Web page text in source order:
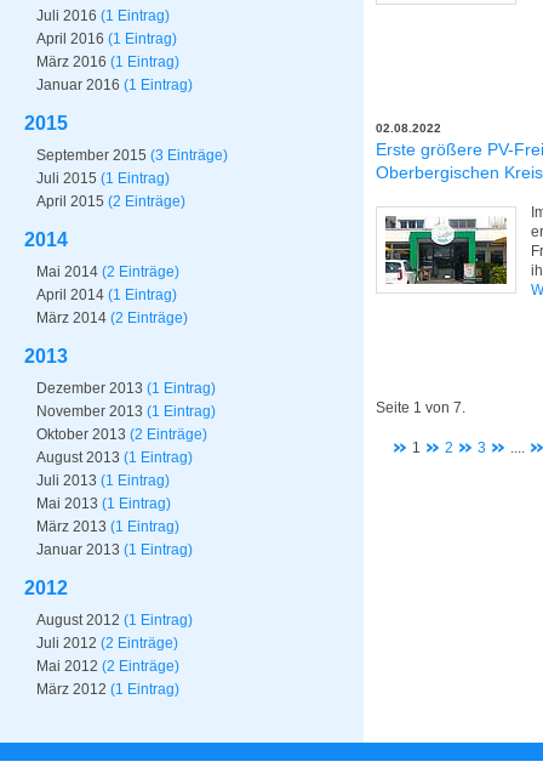
Juli 2016 (1 Eintrag)
April 2016 (1 Eintrag)
März 2016 (1 Eintrag)
Januar 2016 (1 Eintrag)
2015
September 2015 (3 Einträge)
Juli 2015 (1 Eintrag)
April 2015 (2 Einträge)
2014
Mai 2014 (2 Einträge)
April 2014 (1 Eintrag)
März 2014 (2 Einträge)
2013
Dezember 2013 (1 Eintrag)
November 2013 (1 Eintrag)
Oktober 2013 (2 Einträge)
August 2013 (1 Eintrag)
Juli 2013 (1 Eintrag)
Mai 2013 (1 Eintrag)
März 2013 (1 Eintrag)
Januar 2013 (1 Eintrag)
2012
August 2012 (1 Eintrag)
Juli 2012 (2 Einträge)
Mai 2012 (2 Einträge)
März 2012 (1 Eintrag)
02.08.2022
Erste größere PV-
Oberbergischen
Seite 1 von 7.
1 2 3 ....